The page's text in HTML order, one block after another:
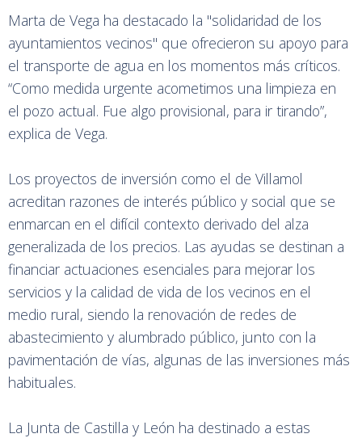
Marta de Vega ha destacado la "solidaridad de los
ayuntamientos vecinos" que ofrecieron su apoyo para
el transporte de agua en los momentos más críticos.
“Como medida urgente acometimos una limpieza en
el pozo actual. Fue algo provisional, para ir tirando”,
explica de Vega.
Los proyectos de inversión como el de Villamol
acreditan razones de interés público y social que se
enmarcan en el difícil contexto derivado del alza
generalizada de los precios. Las ayudas se destinan a
financiar actuaciones esenciales para mejorar los
servicios y la calidad de vida de los vecinos en el
medio rural, siendo la renovación de redes de
abastecimiento y alumbrado público, junto con la
pavimentación de vías, algunas de las inversiones más
habituales.
La Junta de Castilla y León ha destinado a estas